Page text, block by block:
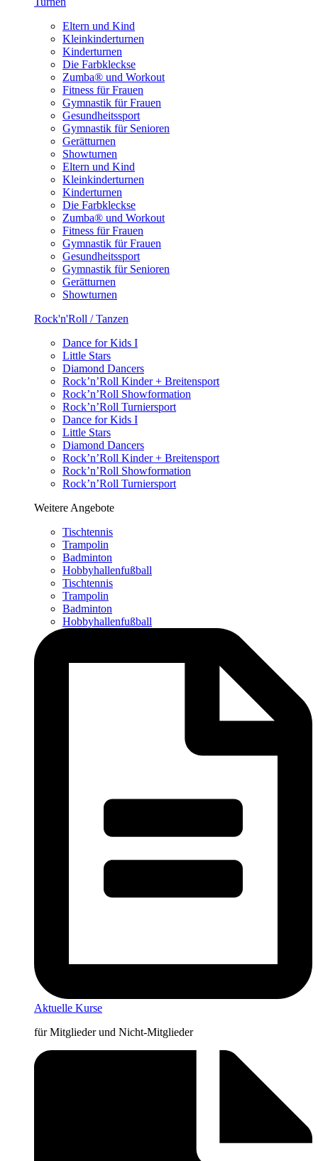
Eltern und Kind
Kleinkinderturnen
Kinderturnen
Die Farbkleckse
Zumba® und Workout
Fitness für Frauen
Gymnastik für Frauen
Gesundheitssport
Gymnastik für Senioren
Gerätturnen
Showturnen
Eltern und Kind
Kleinkinderturnen
Kinderturnen
Die Farbkleckse
Zumba® und Workout
Fitness für Frauen
Gymnastik für Frauen
Gesundheitssport
Gymnastik für Senioren
Gerätturnen
Showturnen
Rock'n'Roll / Tanzen
Dance for Kids I
Little Stars
Diamond Dancers
Rock’n’Roll Kinder + Breitensport
Rock’n’Roll Showformation
Rock’n’Roll Turniersport
Dance for Kids I
Little Stars
Diamond Dancers
Rock’n’Roll Kinder + Breitensport
Rock’n’Roll Showformation
Rock’n’Roll Turniersport
Weitere Angebote
Tischtennis
Trampolin
Badminton
Hobbyhallenfußball
Tischtennis
Trampolin
Badminton
Hobbyhallenfußball
Aktuelle Kurse
für Mitglieder und Nicht-Mitglieder